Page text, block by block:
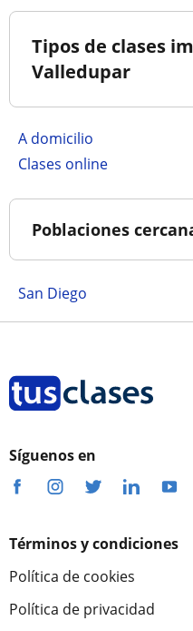
Tipos de clases
Valledupar
a domicilio
clases online
Poblaciones
San Diego
Síguenos en
Términos y condiciones
Política de cookies
Política de privacidad